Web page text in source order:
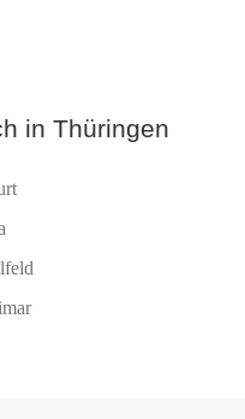
in Thüringen